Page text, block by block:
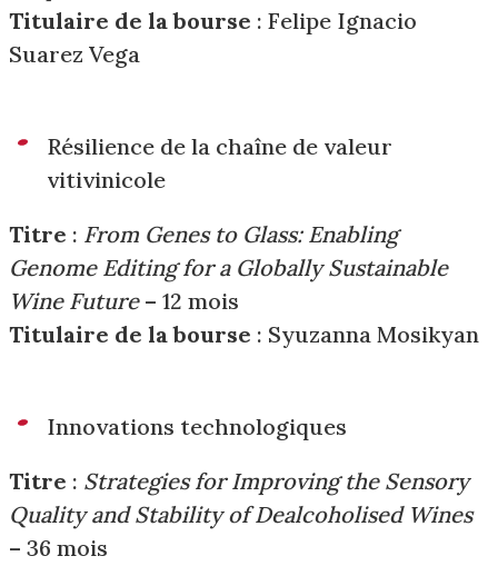
Titulaire de la bourse : Felipe Ignacio
Suarez Vega
Résilience de la chaîne de valeur
vitivinicole
Titre : From Genes to Glass: Enabling
Genome Editing for a Globally Sustainable
Wine Future– 12 mois
Titulaire de la bourse : Syuzanna Mosikyan
Innovations technologiques
Titre : Strategies for Improving the Sensory
Quality and Stability of Dealcoholised Wines
– 36 mois